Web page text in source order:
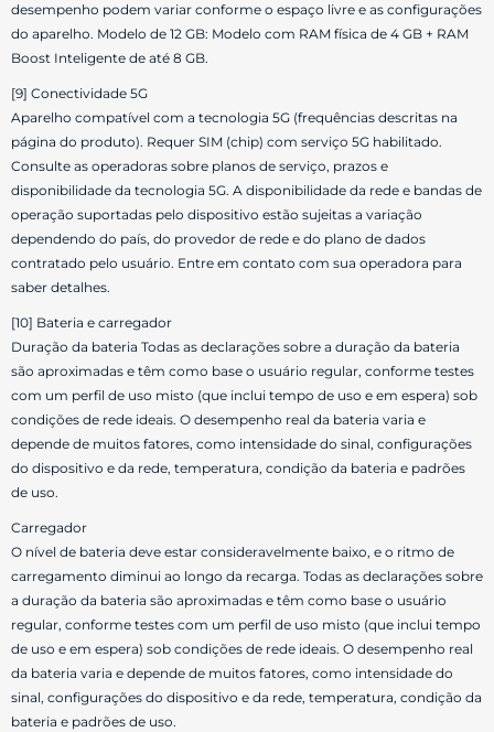
desempenho podem variar conforme o espaço livre e as configurações
do aparelho. Modelo de 12 GB: Modelo com RAM física de 4 GB + RAM
Boost Inteligente de até 8 GB.
[9] Conectividade 5G
Aparelho compatível com a tecnologia 5G (frequências descritas na
página do produto). Requer SIM (chip) com serviço 5G habilitado.
Consulte as operadoras sobre planos de serviço, prazos e
disponibilidade da tecnologia 5G. A disponibilidade da rede e bandas de
operação suportadas pelo dispositivo estão sujeitas a variação
dependendo do país, do provedor de rede e do plano de dados
contratado pelo usuário. Entre em contato com sua operadora para
saber detalhes.
[10] Bateria e carregador
Duração da bateria Todas as declarações sobre a duração da bateria
são aproximadas e têm como base o usuário regular, conforme testes
com um perfil de uso misto (que inclui tempo de uso e em espera) sob
condições de rede ideais. O desempenho real da bateria varia e
depende de muitos fatores, como intensidade do sinal, configurações
do dispositivo e da rede, temperatura, condição da bateria e padrões
de uso.
Carregador
O nível de bateria deve estar consideravelmente baixo, e o ritmo de
carregamento diminui ao longo da recarga. Todas as declarações sobre
a duração da bateria são aproximadas e têm como base o usuário
regular, conforme testes com um perfil de uso misto (que inclui tempo
de uso e em espera) sob condições de rede ideais. O desempenho real
da bateria varia e depende de muitos fatores, como intensidade do
sinal, configurações do dispositivo e da rede, temperatura, condição da
bateria e padrões de uso.